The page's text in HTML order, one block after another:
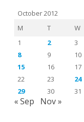
October 2012
M
T W
1
2 3
8
9 10
15
16 17
22
23 24
29
30 31
« Sep Nov »